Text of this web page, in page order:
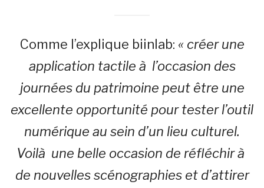
Comme l’explique biinlab: « créer une
application tactile à l’occasion des
journées du patrimoine peut être une
excellente opportunité pour tester l’outil
numérique au sein d’un lieu culturel.
Voilà une belle occasion de réfléchir à
de nouvelles scénographies et d’attirer